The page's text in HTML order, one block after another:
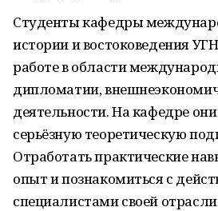
Студенты кафедры
истории и востоковедения
работе в области
дипломатии,
деятельности. На кафедре
серьёзную теоретическую
Отработать практические
опыт и познакомиться с
специалистами своей